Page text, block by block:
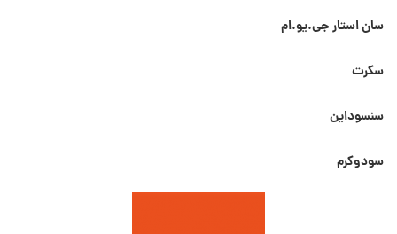
سان استار جی.یو.ام
سکرت
سنسوداین
سودوکرم